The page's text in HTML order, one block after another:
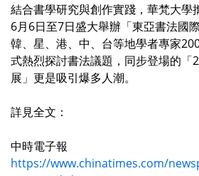
結合書學研究與創作實踐，華梵大學
6月6日至7日盛大舉辦「東亞書法國
韓、星、港、中、台等地學者專家
式熱烈探討書法議題，同步登場的「
展」更是吸引爆多人潮。
詳見全文：
中時電子報
https://www.chinatimes.com/